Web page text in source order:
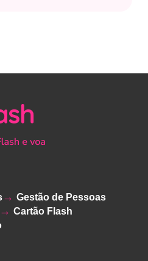
Gestão de Pessoas
Cartão Flash